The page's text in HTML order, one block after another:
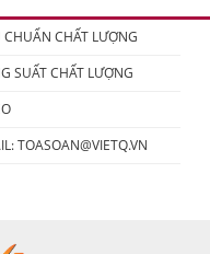
CHUẨN CHẤT LƯỢNG
SUẤT CHẤT LƯỢNG
TOASOAN@VIETQ.VN